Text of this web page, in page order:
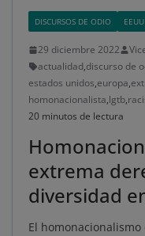
DISCURSOS DE ODIO
29 diciembre 2022
actualidad,discurso de
estados unidos,europa,
homonacionalista,lgtb,
20 minutos de lectura
extrema
diversidad
El